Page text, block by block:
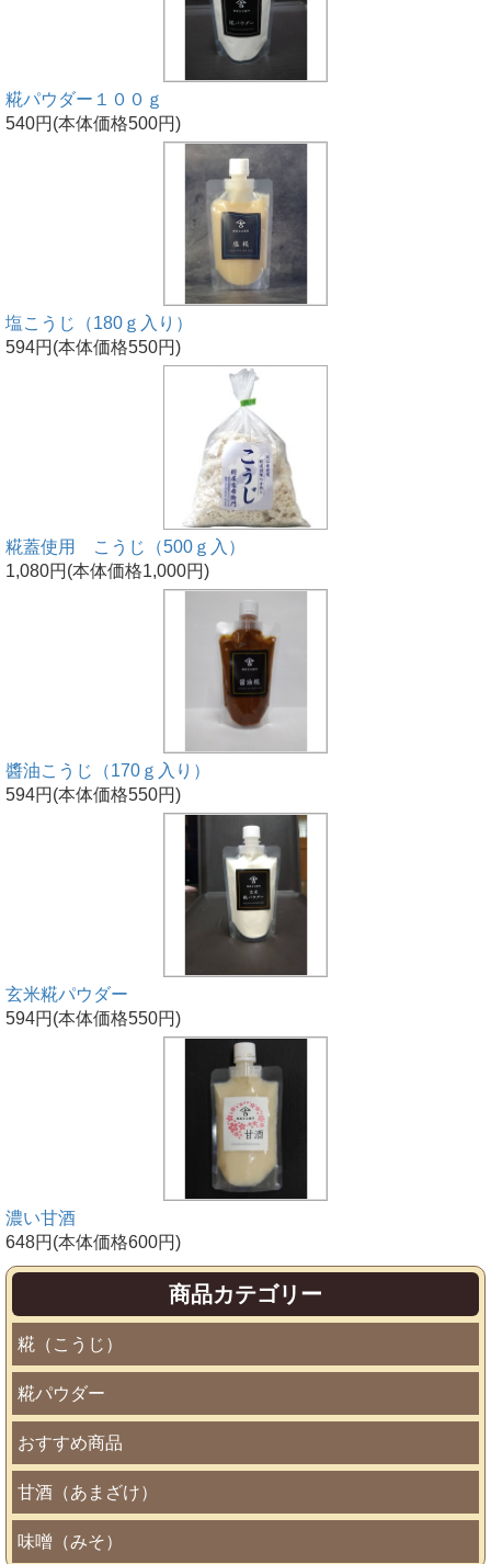
糀パウダー１００ｇ
540円(本体価格500円)
塩こうじ（180ｇ入り）
594円(本体価格550円)
糀蓋使用 こうじ（500ｇ入）
1,080円(本体価格1,000円)
醬油こうじ（170ｇ入り）
594円(本体価格550円)
玄米糀パウダー
594円(本体価格550円)
濃い甘酒
648円(本体価格600円)
商品カテゴリー
糀（こうじ）
糀パウダー
おすすめ商品
甘酒（あまざけ）
味噌（みそ）